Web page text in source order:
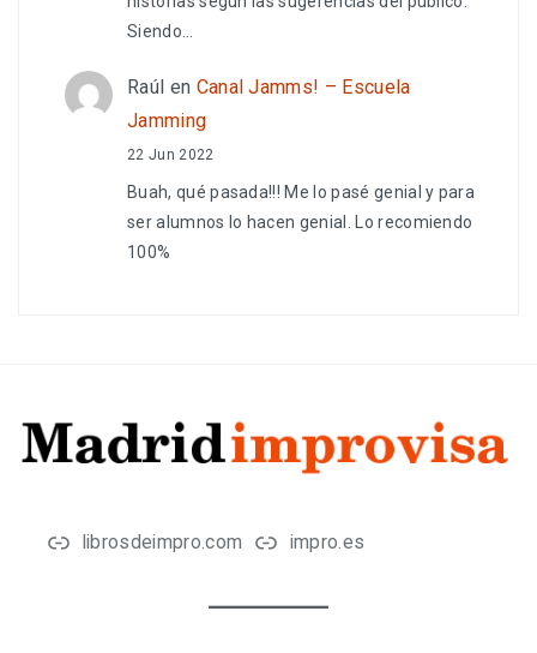
Siendo…
Raúl en Canal Jamms! – Escuela
Jamming
22 Jun 2022
Buah, qué pasada!!! Me lo pasé genial y para
ser alumnos lo hacen genial. Lo recomiendo
100%
librosdeimpro.com impro.es